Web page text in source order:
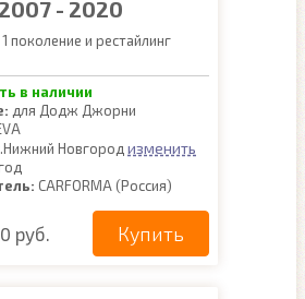
- 2020
1 поколение и рестайлинг
в наличии
для Додж Джорни
Новгород изменить
CARFORMA (Россия)
руб. Купить